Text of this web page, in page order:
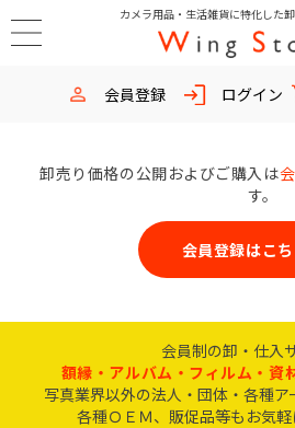
カメラ用品・生活雑貨に特化した
会員登録 ログイン
卸売り価格の公開およびご購入は
す。
会員登録はこ
会員制の卸・仕入
額縁・アルバム・フィルム・資
写真業界以外の法人・団体・各種ア
各種ＯＥＭ、販促品等もお気